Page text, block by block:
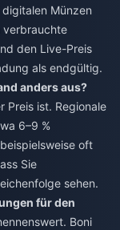
Münzen
verbrauchte
den Live-Preis
als endgültig.
anders aus?
Preis ist. Regionale
6–9 %
oft
Sie
sehen.
für den
Boni